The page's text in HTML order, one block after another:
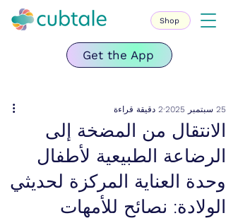
Get the App
Shop
الانتقال من المضخة إلى
الرضاعة الطبيعية لأطفال
وحدة العناية المركزة لحديثي
الولادة: نصائح للأمهات
25 سبتمبر 2025 2 دقيقة قراءة